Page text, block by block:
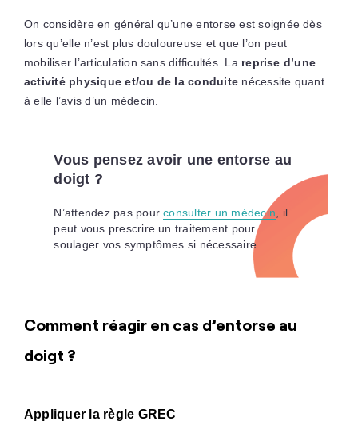
On considère en général qu’une entorse est soignée dès
lors qu’elle n’est plus douloureuse et que l’on peut
mobiliser l’articulation sans difficultés. La reprise d’une
activité physique et/ou de la conduite nécessite quant
à elle l’avis d’un médecin.
Vous pensez avoir une entorse au
doigt ?
N’attendez pas pourconsulter un médecin , il
peut vous prescrire un traitement pour
soulager vos symptômes si nécessaire.
Comment réagir en cas d’entorse au
doigt ?
Appliquer la règle GREC